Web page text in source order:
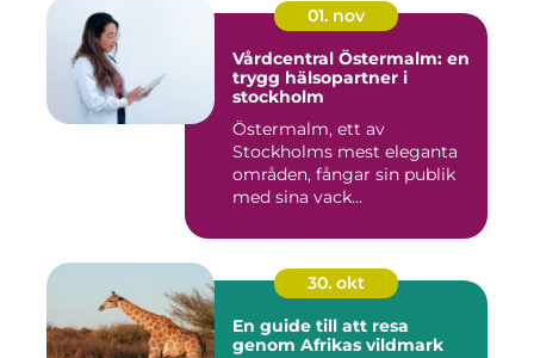
01. nov
Vårdcentral Östermalm: en
trygg hälsopartner i
stockholm
Östermalm, ett av
Stockholms mest eleganta
områden, fångar sin publik
med sina vack...
30. okt
En guide till att resa
genom Afrikas vildmark